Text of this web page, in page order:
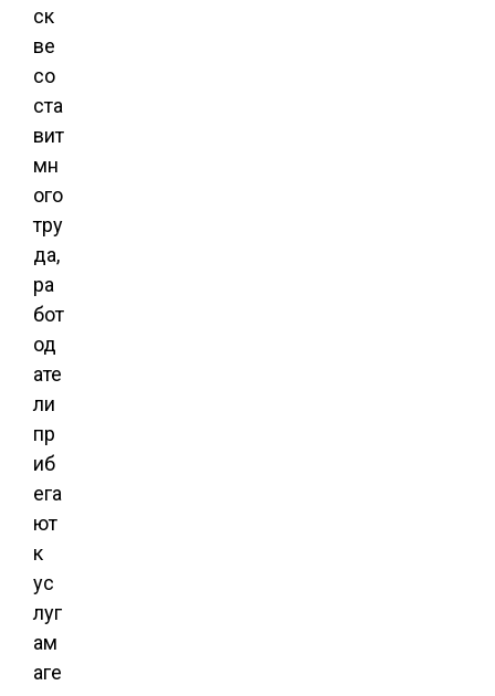
ск
ве
со
ста
вит
мн
ого
тру
да,
ра
бот
од
ате
ли
пр
иб
ега
ют
к
ус
луг
ам
аге